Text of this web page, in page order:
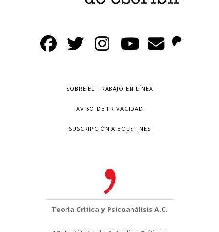
SOBRE EL TRABAJO EN LÍNEA
AVISO DE PRIVACIDAD
SUSCRIPCIÓN A BOLETINES
Teoría Crítica y Psicoanálisis A.C.